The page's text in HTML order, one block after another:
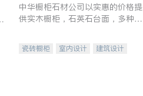
中华橱柜石材公司以实惠的价格提
供实木橱柜，石英石台面，多种优
瓷砖橱柜 室内设计
建筑设计